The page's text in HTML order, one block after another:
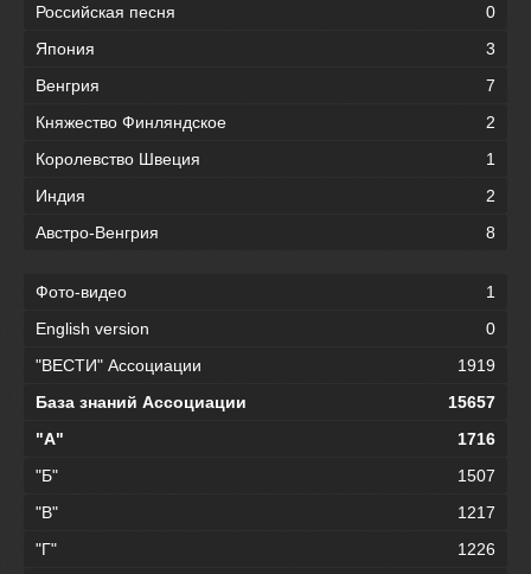
Российская песня
0
Япония
3
Венгрия
7
Княжество Финляндское
2
Королевство Швеция
1
Индия
2
Австро-Венгрия
8
Фото-видео
1
English version
0
"ВЕСТИ" Ассоциации
1919
База знаний Ассоциации
15657
"А"
1716
"Б"
1507
"В"
1217
"Г"
1226